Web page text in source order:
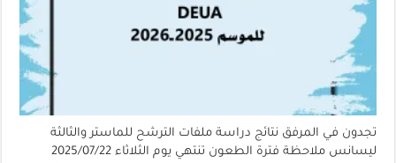
تجدون في المرفق نتائج دراسة ملفات الترشح للماستر والثالثة
ليسانس ملاحظة فترة الطعون تنتهي يوم الثلاثاء 2025/07/22